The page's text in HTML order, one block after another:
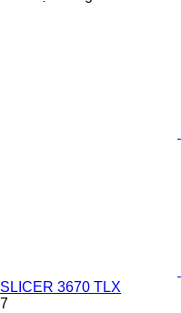
SLICER 3670 TLX
7